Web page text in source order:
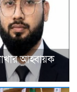
আহ্বায়ক